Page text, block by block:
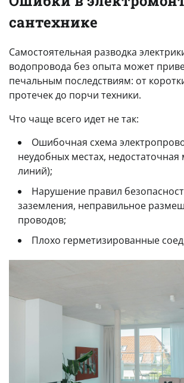
сантехнике
Самостоятельная разводка
водопровода без опыта может
печальным последствиям: от
протечек до порчи техники.
Что чаще всего идет не так:
Ошибочная схема
неудобных местах,
линий);
Нарушение правил
заземления, неправильное
проводов;
Плохо герметизированные